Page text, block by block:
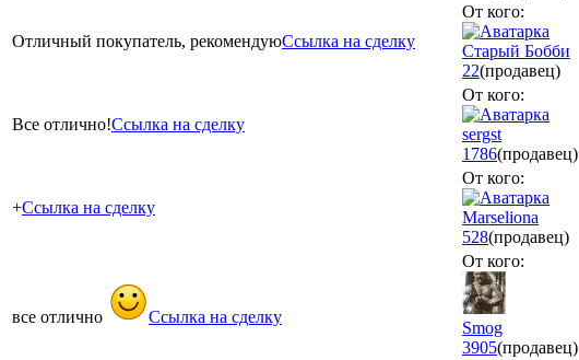
Отличный покупатель, рекомендуюСсылка на сделку
От кого:
Старый Бобби
22(продавец)
Все отлично!Ссылка на сделку
От кого:
sergst
1786(продавец)
+Ссылка на сделку
От кого:
Marseliona
528(продавец)
все отлично Ссылка на сделку
От кого:
Smog
3905(продавец)